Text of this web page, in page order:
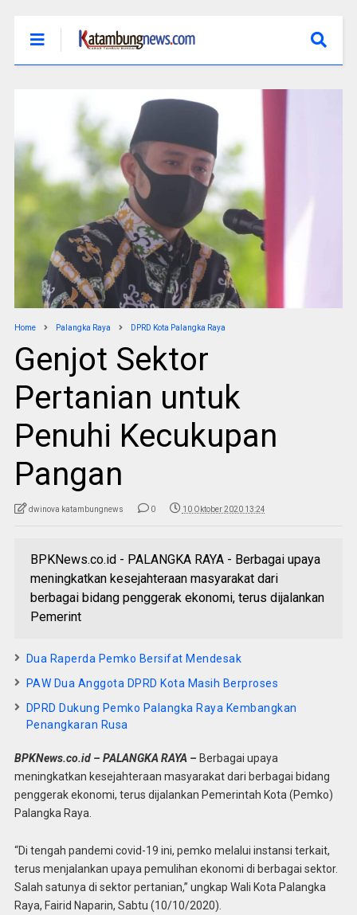
Home Palangka Raya DPRD Kota Palangka Raya
Genjot Sektor
Pertanian untuk
Penuhi Kecukupan
Pangan
dwinova katambungnews 0 10 Oktober 2020 13:24
BPKNews.co.id - PALANGKA RAYA - Berbagai upaya
meningkatkan kesejahteraan masyarakat dari
berbagai bidang penggerak ekonomi, terus dijalankan
Pemerint
Dua Raperda Pemko Bersifat Mendesak
PAW Dua Anggota DPRD Kota Masih Berproses
DPRD Dukung Pemko Palangka Raya Kembangkan
Penangkaran Rusa
BPKNews.co.id – PALANGKA RAYA – Berbagai upaya
meningkatkan kesejahteraan masyarakat dari berbagai bidang
penggerak ekonomi, terus dijalankan Pemerintah Kota (Pemko)
Palangka Raya.
“Di tengah pandemi covid-19 ini, pemko melalui instansi terkait,
terus menjalankan upaya pemulihan ekonomi di berbagai sektor.
Salah satunya di sektor pertanian,” ungkap Wali Kota Palangka
Raya, Fairid Naparin, Sabtu (10/10/2020).